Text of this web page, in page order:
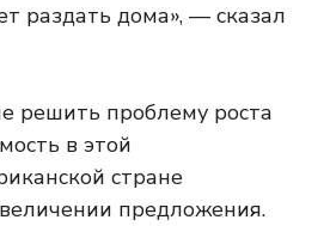
раздать дома», — сказал
решить проблему роста
в этой
стране
предложения.